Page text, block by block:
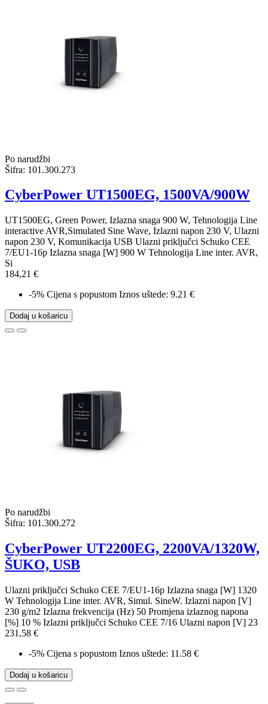
Po narudžbi
Šifra: 101.300.273
CyberPower UT1500EG, 1500VA/900W
UT1500EG, Green Power, Izlazna snaga 900 W, Tehnologija Line
interactive AVR,Simulated Sine Wave, Izlazni napon 230 V, Ulazni
napon 230 V, Komunikacija USB Ulazni priključci Schuko CEE
7/EU1-16p Izlazna snaga [W] 900 W Tehnologija Line inter. AVR,
Si
184,21 €
-5% Cijena s popustom Iznos uštede: 9.21 €
Dodaj u košaricu
Po narudžbi
Šifra: 101.300.272
CyberPower UT2200EG, 2200VA/1320W,
ŠUKO, USB
Ulazni priključci Schuko CEE 7/EU1-16p Izlazna snaga [W] 1320
W Tehnologija Line inter. AVR, Simul. SineW. Izlazni napon [V]
230 g/m2 Izlazna frekvencija (Hz) 50 Promjena izlaznog napona
[%] 10 % Izlazni priključci Schuko CEE 7/16 Ulazni napon [V] 23
231,58 €
-5% Cijena s popustom Iznos uštede: 11.58 €
Dodaj u košaricu